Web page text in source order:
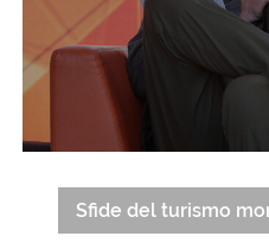
Sfide del turismo